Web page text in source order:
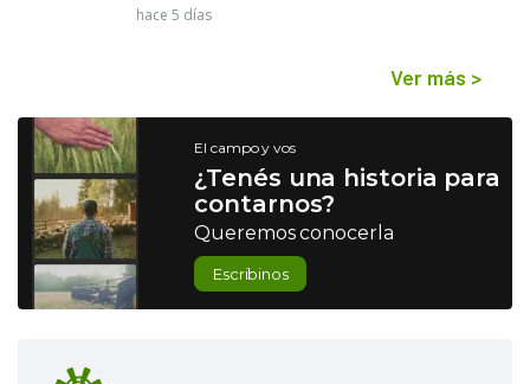
hace 5 días
Ver más >
El campo y vos
¿Tenés una historia para
contarnos?
Queremos conocerla
Escribinos